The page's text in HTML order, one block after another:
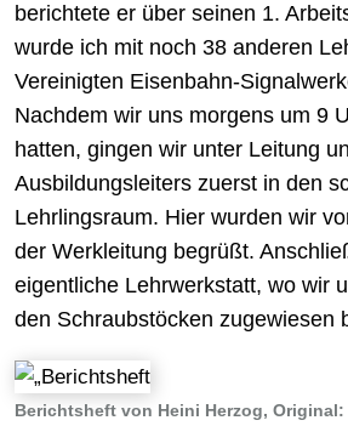
berichtete er über seinen 1.
wurde ich mit noch 38 anderen
Vereinigten Eisenbahn-
Nachdem wir uns morgens um 9
hatten, gingen wir unter Leitung
Ausbildungsleiters zuerst in den
Lehrlingsraum. Hier wurden wir
der Werkleitung begrüßt.
eigentliche Lehrwerkstatt, wo wir
den Schraubstöcken zugewiesen
Berichtsheft von Heini Herzog, Original: